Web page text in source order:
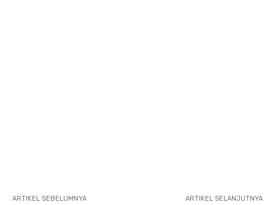
ARTIKEL SEBELUMNYA ARTIKEL SELANJUTNYA